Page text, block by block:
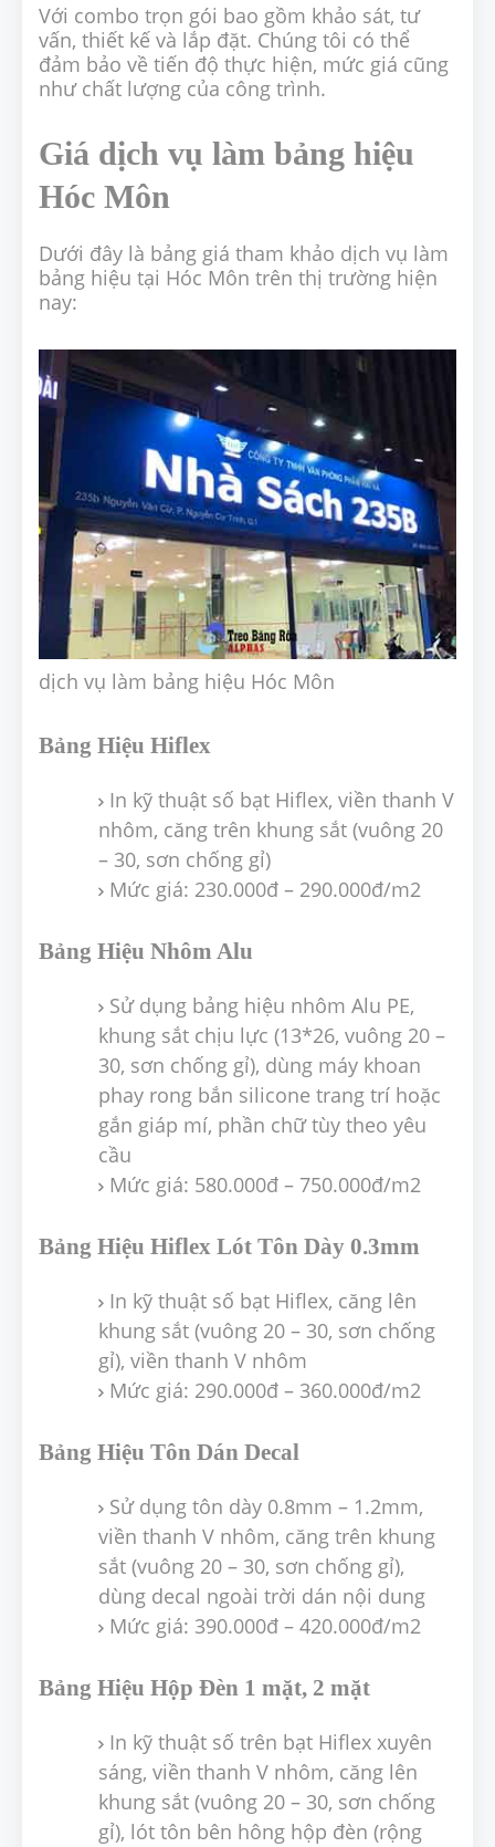
Với combo trọn gói bao gồm khảo sát, tư
vấn, thiết kế và lắp đặt. Chúng tôi có thể
đảm bảo về tiến độ thực hiện, mức giá cũng
như chất lượng của công trình.
Giá dịch vụ làm bảng hiệu
Hóc Môn
Dưới đây là bảng giá tham khảo dịch vụ làm
bảng hiệu tại Hóc Môn trên thị trường hiện
nay:
dịch vụ làm bảng hiệu Hóc Môn
Bảng Hiệu Hiflex
In kỹ thuật số bạt Hiflex, viền thanh V
nhôm, căng trên khung sắt (vuông 20
– 30, sơn chống gỉ)
Mức giá: 230.000đ – 290.000đ/m2
Bảng Hiệu Nhôm Alu
Sử dụng bảng hiệu nhôm Alu PE,
khung sắt chịu lực (13*26, vuông 20 –
30, sơn chống gỉ), dùng máy khoan
phay rong bắn silicone trang trí hoặc
gắn giáp mí, phần chữ tùy theo yêu
cầu
Mức giá: 580.000đ – 750.000đ/m2
Bảng Hiệu Hiflex Lót Tôn Dày 0.3mm
In kỹ thuật số bạt Hiflex, căng lên
khung sắt (vuông 20 – 30, sơn chống
gỉ), viền thanh V nhôm
Mức giá: 290.000đ – 360.000đ/m2
Bảng Hiệu Tôn Dán Decal
Sử dụng tôn dày 0.8mm – 1.2mm,
viền thanh V nhôm, căng trên khung
sắt (vuông 20 – 30, sơn chống gỉ),
dùng decal ngoài trời dán nội dung
Mức giá: 390.000đ – 420.000đ/m2
Bảng Hiệu Hộp Đèn 1 mặt, 2 mặt
In kỹ thuật số trên bạt Hiflex xuyên
sáng, viền thanh V nhôm, căng lên
khung sắt (vuông 20 – 30, sơn chống
gỉ), lót tôn bên hông hộp đèn (rộng